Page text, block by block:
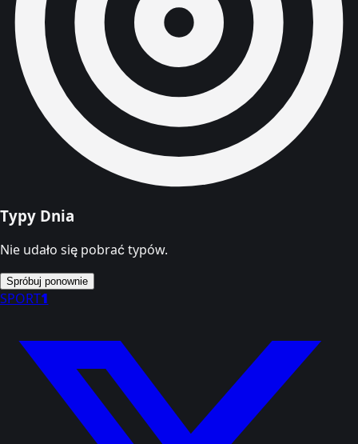
Typy Dnia
Nie udało się pobrać typów.
Spróbuj ponownie
SPORT1